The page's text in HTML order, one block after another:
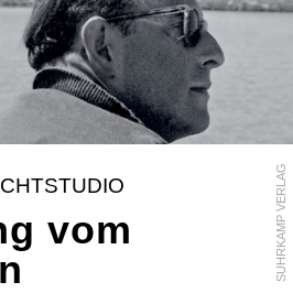
SUHRKAMP VERLAG
vom